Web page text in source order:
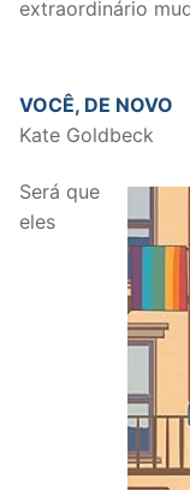
extraordinário
VOCÊ, DE NOVO
Kate Goldbeck
Será que
eles